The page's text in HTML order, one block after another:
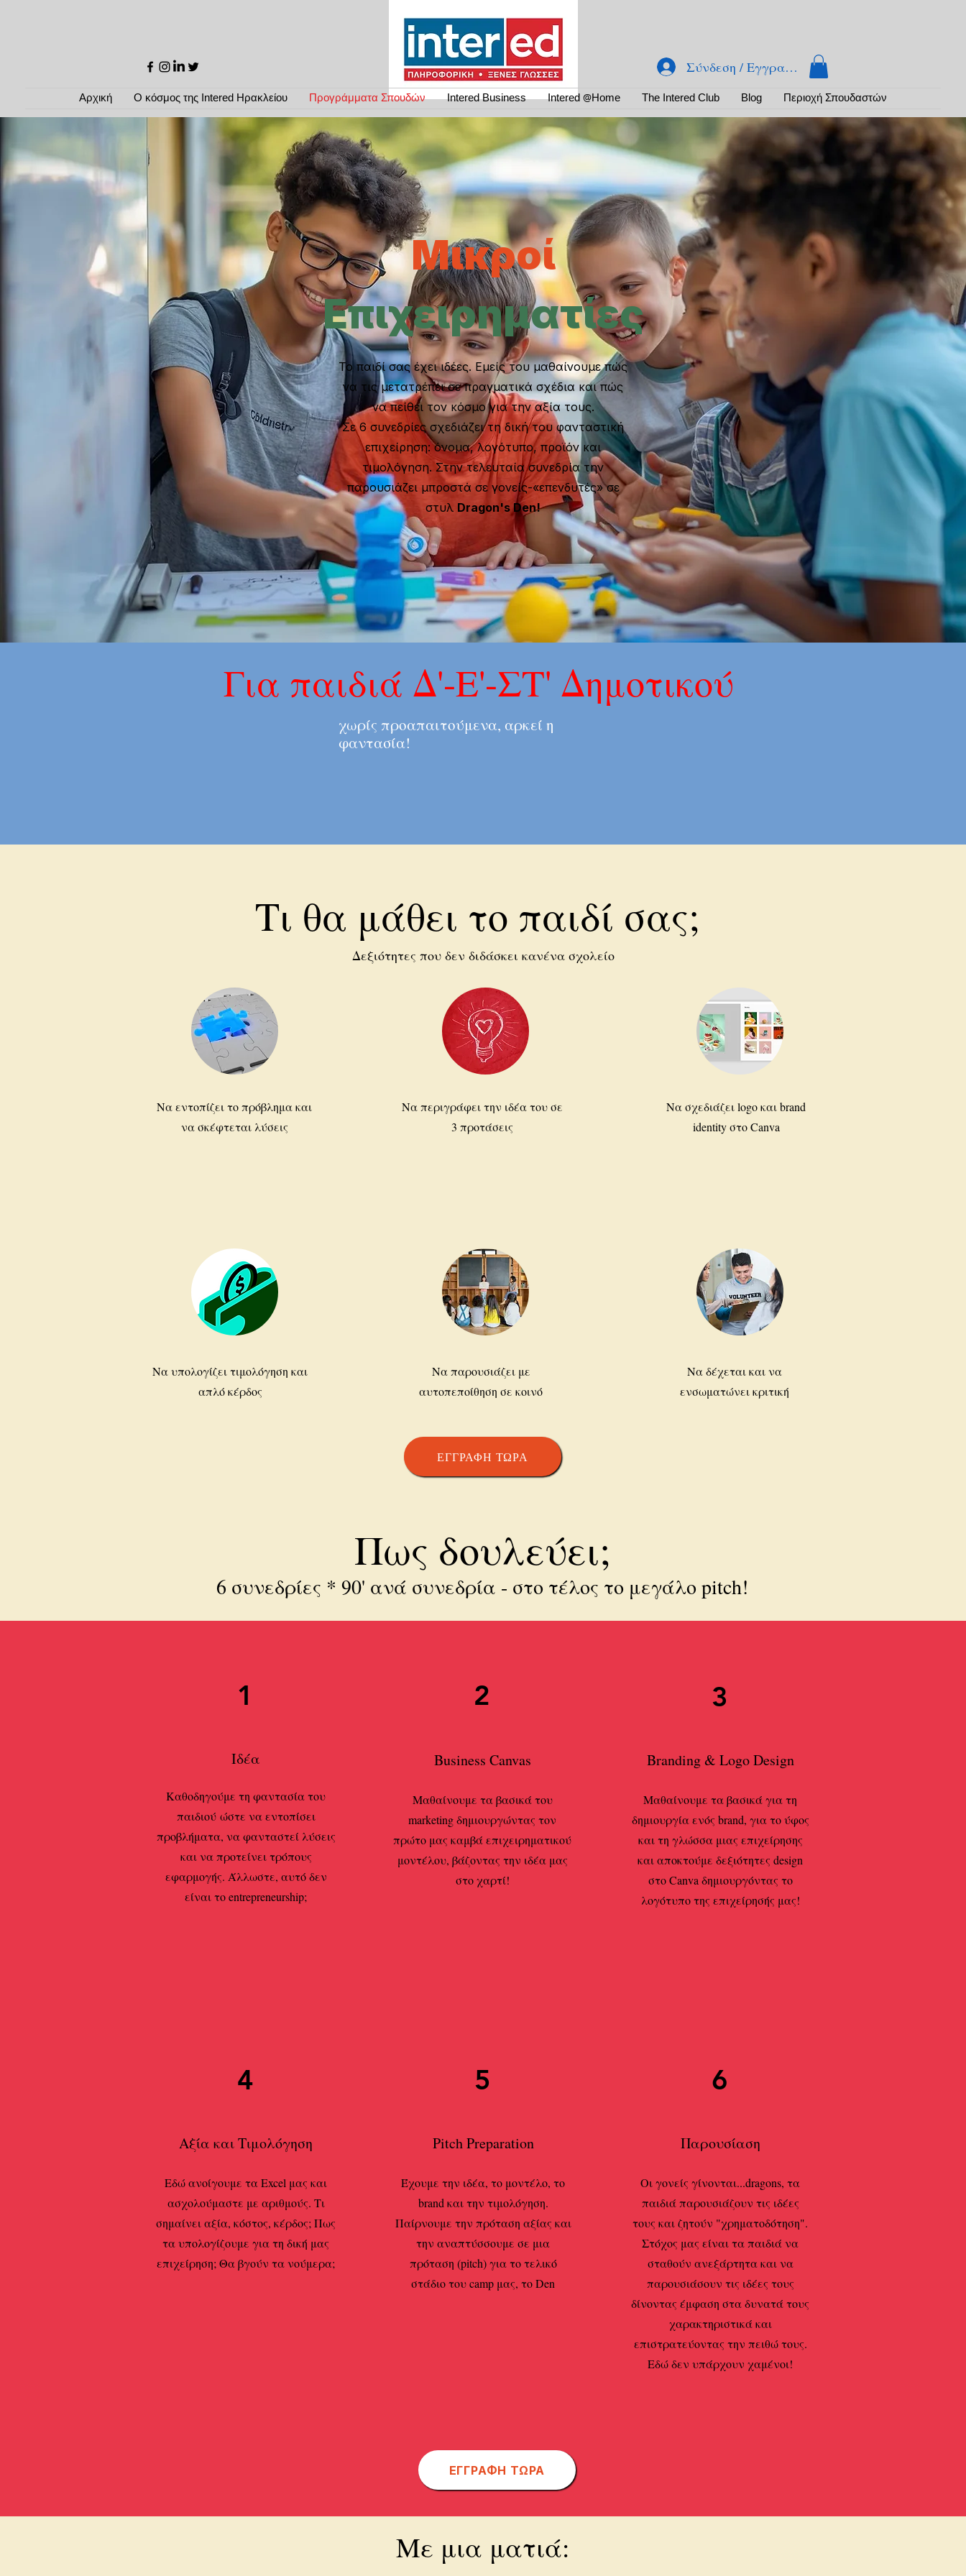
Σύνδεση / Εγγραφή
Αρχική Ο κόσμος της Intered Ηρακλείου Προγράμματα Σπουδών Intered Business Intered @Home The Intered Club Βlog Περιοχή Σπουδαστών
Μικροί
Επιχειρηματίες
Το παιδί σας έχει ιδέες. Εμείς του μαθαίνουμε πώς
να τις μετατρέπει σε πραγματικά σχέδια και πώς
να πείθει τον κόσμο για την αξία τους.
Σε 6 συνεδρίες σχεδιάζει τη δική του φανταστική
επιχείρηση: όνομα, λογότυπο, προϊόν και
τιμολόγηση. Στην τελευταία συνεδρία την
παρουσιάζει μπροστά σε γονείς-«επενδυτές» σε
στυλ Dragon's Den!
Για παιδιά Δ'-Ε'-ΣΤ' Δημοτικού
χωρίς προαπαιτούμενα, αρκεί η
φαντασία!
Τι θα μάθει το παιδί σας;
Δεξιότητες που δεν διδάσκει κανένα σχολείο
Να εντοπίζει το πρόβλημα και
να σκέφτεται λύσεις
Να υπολογίζει τιμολόγηση και
απλό κέρδος
Να περιγράφει την ιδέα του σε
3 προτάσεις
Να παρουσιάζει με
αυτοπεποίθηση σε κοινό
Να σχεδιάζει logo και brand
identity στο Canva
Να δέχεται και να
ενσωματώνει κριτική
ΕΓΓΡΑΦΗ ΤΩΡΑ
Πως δουλεύει;
6 συνεδρίες * 90' ανά συνεδρία - στο τέλος το μεγάλο pitch!
1
Ιδέα
Καθοδηγούμε τη φαντασία του
παιδιού ώστε να εντοπίσει
προβλήματα, να φανταστεί λύσεις
και να προτείνει τρόπους
εφαρμογής. Άλλωστε, αυτό δεν
είναι το entrepreneurship;
2
Business Canvas
Μαθαίνουμε τα βασικά του
marketing δημιουργώντας τον
πρώτο μας καμβά επιχειρηματικoύ
μοντέλου, βάζοντας την ιδέα μας
στο χαρτί!
3
Branding & Logo Design
Μαθαίνουμε τα βασικά για τη
δημιουργία ενός brand, για το ύφος
και τη γλώσσα μιας επιχείρησης
και αποκτούμε δεξιότητες design
στο Canva δημιουργόντας το
λογότυπο της επιχείρησής μας!
4
Αξία και Τιμολόγηση
Εδώ ανοίγουμε τα Excel μας και
ασχολούμαστε με αριθμούς. Τι
σημαίνει αξία, κόστος, κέρδος; Πως
τα υπολογίζουμε για τη δική μας
επιχείρηση; Θα βγούν τα νούμερα;
5
Pitch Preparation
Έχουμε την ιδέα, το μοντέλο, το
brand και την τιμολόγηση.
Παίρνουμε την πρόταση αξίας και
την αναπτύσσουμε σε μια
πρόταση (pitch) για το τελικό
στάδιο του camp μας, το Den
6
Παρουσίαση
Οι γονείς γίνονται...dragons, τα
παιδιά παρουσιάζουν τις ιδέες
τους και ζητούν "χρηματοδότηση".
Στόχος μας είναι τα παιδιά να
σταθούν ανεξάρτητα και να
παρουσιάσουν τις ιδέες τους
δίνοντας έμφαση στα δυνατά τους
χαρακτηριστικά και
επιστρατεύοντας την πειθώ τους.
Εδώ δεν υπάρχουν χαμένοι!
ΕΓΓΡΑΦΗ ΤΩΡΑ
Με μια ματιά: